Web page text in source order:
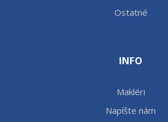
Ostatné
INFO
Makléri
Napíšte nám